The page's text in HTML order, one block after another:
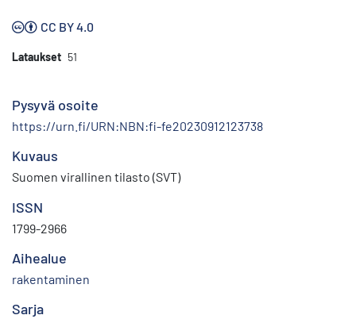
CC BY 4.0
Lataukset 51
Pysyvä osoite
https://urn.fi/URN:NBN:fi-fe20230912123738
Kuvaus
Suomen virallinen tilasto (SVT)
ISSN
1799-2966
Aihealue
rakentaminen
Sarja